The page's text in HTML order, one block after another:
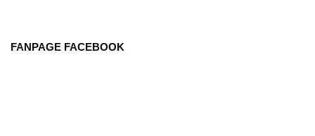
FANPAGE FACEBOOK